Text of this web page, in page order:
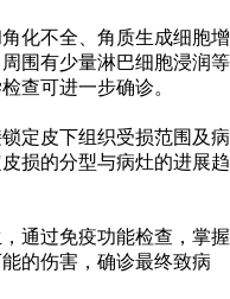
化不全、角质生成细胞增
围有少量淋巴细胞浸润等
查可进一步确诊。
定皮下组织受损范围及病
损的分型与病灶的进展趋
通过免疫功能检查，掌握
的伤害，确诊最终致病